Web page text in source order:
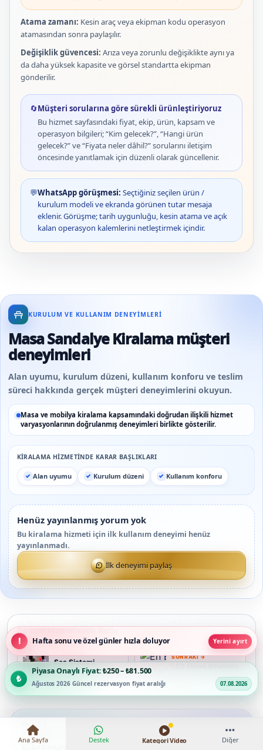
Atama zamanı: Kesin araç veya ekipman kodu operasyon
atamasından sonra paylaşılır.
Değişiklik güvencesi: Arıza veya zorunlu değişiklikte aynı ya
da daha yüksek kapasite ve görsel standartta ekipman
gönderilir.
🔄Müşteri sorularına göre sürekli ürünleştiriyoruz
Bu hizmet sayfasındaki fiyat, ekip, ürün, kapsam ve
operasyon bilgileri; “Kim gelecek?”, “Hangi ürün
gelecek?” ve “Fiyata neler dâhil?” sorularını iletişim
öncesinde yanıtlamak için düzenli olarak güncellenir.
💬WhatsApp görüşmesi: Seçtiğiniz seçilen ürün /
kurulum modeli ve ekranda görünen tutar mesaja
eklenir. Görüşme; tarih uygunluğu, kesin atama ve açık
kalan operasyon kalemlerini netleştirmek içindir.
KURULUM VE KULLANIM DENEYIMLERI
Masa Sandalye Kiralama müşteri
deneyimleri
Alan uyumu, kurulum düzeni, kullanım konforu ve teslim
süreci hakkında gerçek müşteri deneyimlerini okuyun.
Masa ve mobilya kiralama kapsamındaki doğrudan ilişkili hizmet
varyasyonlarının doğrulanmış deneyimleri birlikte gösterilir.
KIRALAMA HIZMETINDE KARAR BAŞLIKLARI
Alan uyumu Kurulum düzeni Kullanım konforu
Henüz yayınlanmış yorum yok
Bu kiralama hizmeti için ilk kullanım deneyimi henüz
yayınlanmadı.
İlk deneyimi paylaş
Benzer hizmetlerde ilerle
S
Ses Sistemi
Kiralama
SONRAKI →
Rakamlarla En Baba
Piyasa Onaylı Fiyat:₺250 – ₺81.500
Ağustos 2026 Güncel rezervasyon fiyat aralığı 07.08.2026
Hafta sonu ve özel günler hızla doluyor Yerini ayırt
Ana Sayfa Destek Kategori Video Diğer